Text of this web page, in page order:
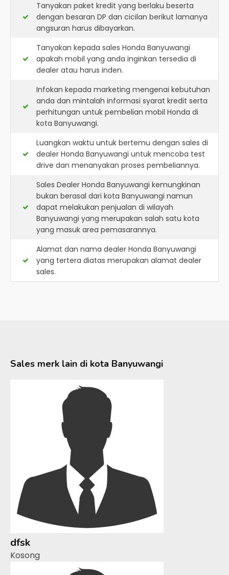
Tanyakan paket kredit yang berlaku beserta
dengan besaran DP dan cicilan berikut lamanya
angsuran harus dibayarkan.
Tanyakan kepada sales Honda Banyuwangi
apakah mobil yang anda inginkan tersedia di
dealer atau harus inden.
Infokan kepada marketing mengenai kebutuhan
anda dan mintalah informasi syarat kredit serta
perhitungan untuk pembelian mobil Honda di
kota Banyuwangi.
Luangkan waktu untuk bertemu dengan sales di
dealer Honda Banyuwangi untuk mencoba test
drive dan menanyakan proses pembeliannya.
Sales Dealer Honda Banyuwangi kemungkinan
bukan berasal dari kota Banyuwangi namun
dapat melakukan penjualan di wilayah
Banyuwangi yang merupakan salah satu kota
yang masuk area pemasarannya.
Alamat dan nama dealer Honda Banyuwangi
yang tertera diatas merupakan alamat dealer
sales.
Sales merk lain di kota Banyuwangi
dfsk
Kosong